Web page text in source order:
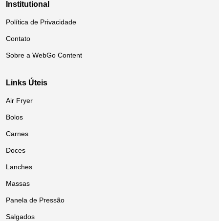
Institutional
Política de Privacidade
Contato
Sobre a WebGo Content
Links Úteis
Air Fryer
Bolos
Carnes
Doces
Lanches
Massas
Panela de Pressão
Salgados